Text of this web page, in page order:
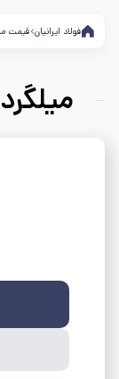
فولاد ایرانیان قیمت
میلگرد